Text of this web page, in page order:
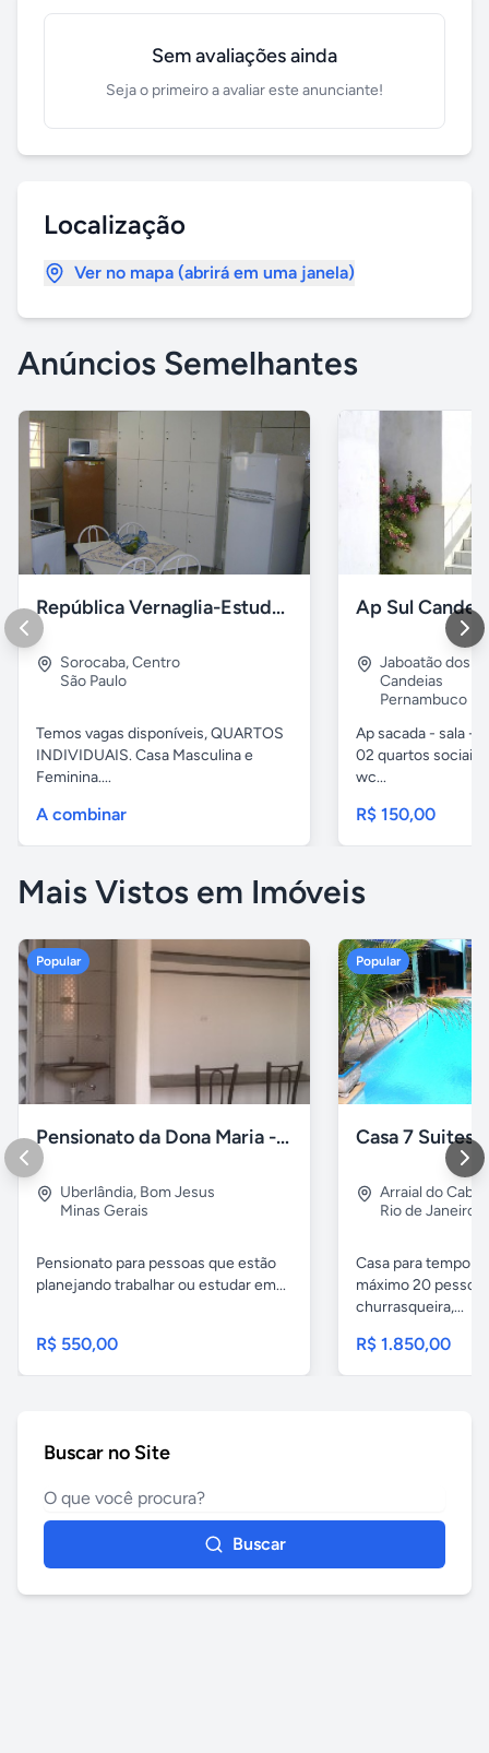
Sem avaliações ainda
Seja o primeiro a avaliar este anunciante!
Localização
Ver no mapa (abrirá em uma janela)
Anúncios Semelhantes
República Vernaglia-Estudantes e ou Trabalhadores
Sorocaba,Centro
São Paulo
Temos vagas disponíveis, QUARTOS
INDIVIDUAIS. Casa Masculina e
Feminina....
A combinar
Ap Sul
Jaboatão dos
Candeias
Pernambuco
Ap sacada - sala -
02 quartos
wc...
R$ 150,00
Mais Vistos em Imóveis
Popular
Pensionato da Dona Maria - Uberlândia/MG
Uberlândia, Bom Jesus
Minas Gerais
Pensionato para pessoas que estão
planejando trabalhar ou estudar em...
R$ 550,00
Popular
Arraial do Cabo
Rio de Janeiro
Casa para
máximo 20
churrasqueira,...
R$ 1.850,00
Buscar no Site
Buscar